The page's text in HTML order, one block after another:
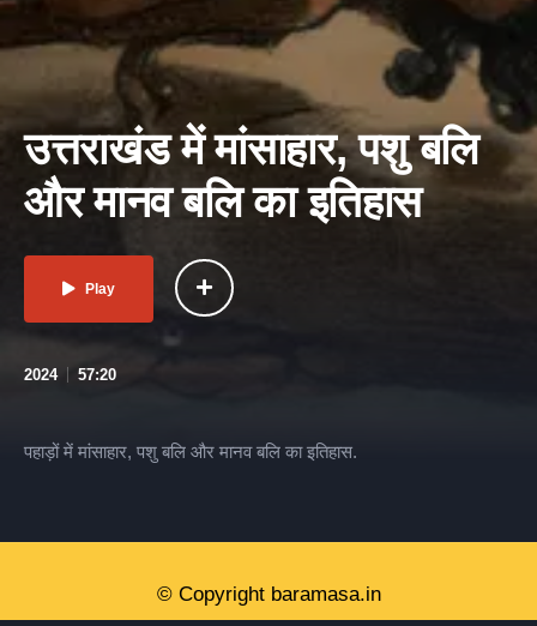
उत्तराखंड में मांसाहार, पशु बलि
और मानव बलि का इतिहास
Play
2024 57:20
पहाड़ों में मांसाहार, पशु बलि और मानव बलि का इतिहास.
© Copyright baramasa.in